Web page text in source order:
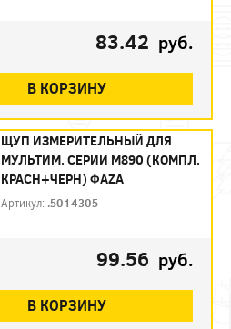
83.42 руб.
В КОРЗИНУ
ЩУП ИЗМЕРИТЕЛЬНЫЙ ДЛЯ
МУЛЬТИМ. СЕРИИ М890 (КОМПЛ.
КРАСН+ЧЕРН) ФАZА
Артикул: .5014305
99.56 руб.
В КОРЗИНУ